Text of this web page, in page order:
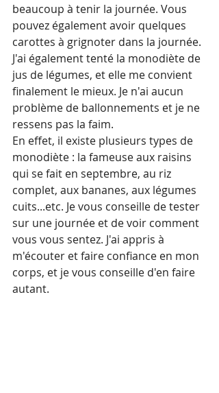
beaucoup à tenir la journée. Vous
pouvez également avoir quelques
carottes à grignoter dans la journée.
J'ai également tenté la monodiète de
jus de légumes, et elle me convient
finalement le mieux. Je n'ai aucun
problème de ballonnements et je ne
ressens pas la faim.
En effet, il existe plusieurs types de
monodiète : la fameuse aux raisins
qui se fait en septembre, au riz
complet, aux bananes, aux légumes
cuits...etc. Je vous conseille de tester
sur une journée et de voir comment
vous vous sentez. J'ai appris à
m'écouter et faire confiance en mon
corps, et je vous conseille d'en faire
autant.